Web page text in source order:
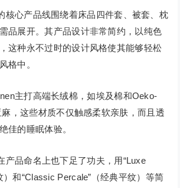
核心产品线围绕着床品四件套、被套、枕
品展开。其产品设计非常简约，以纯色
这种永不过时的设计风格使其能够轻松
格中。
主打高端长绒棉，如埃及棉和Oeko-
，这些材质不仅触感柔软亲肤，而且透
佳的睡眠体验。
产品命名上也下足了功夫，用“Luxe
）和“Classic Percale”（经典平纹）等简